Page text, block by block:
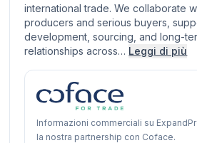
international trade. We collaborate
producers and serious buyers,
development, sourcing, and long-
relationships across… Leggi di più
Informazioni commerciali su
la nostra partnership con Coface.